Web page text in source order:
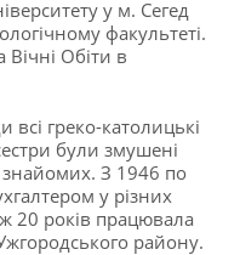
у м. Сегед
факультеті.
Вічні Обіти в
всі греко-католицькі
були змушені
З 1946 по
у різних
20 років працювала
району.